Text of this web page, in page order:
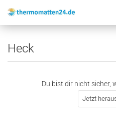
Heck
Du bist dir nicht sicher,
Jetzt